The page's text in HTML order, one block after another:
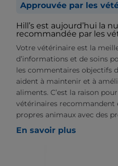
Approuvée par les
Hill’s est aujourd’hui la
recommandée par les
Votre vétérinaire est la
d’informations et de soins
les commentaires objectifs
aident à maintenir et à
aliments. C’est la raison
vétérinaires recommandent
propres animaux avec des
En savoir plus